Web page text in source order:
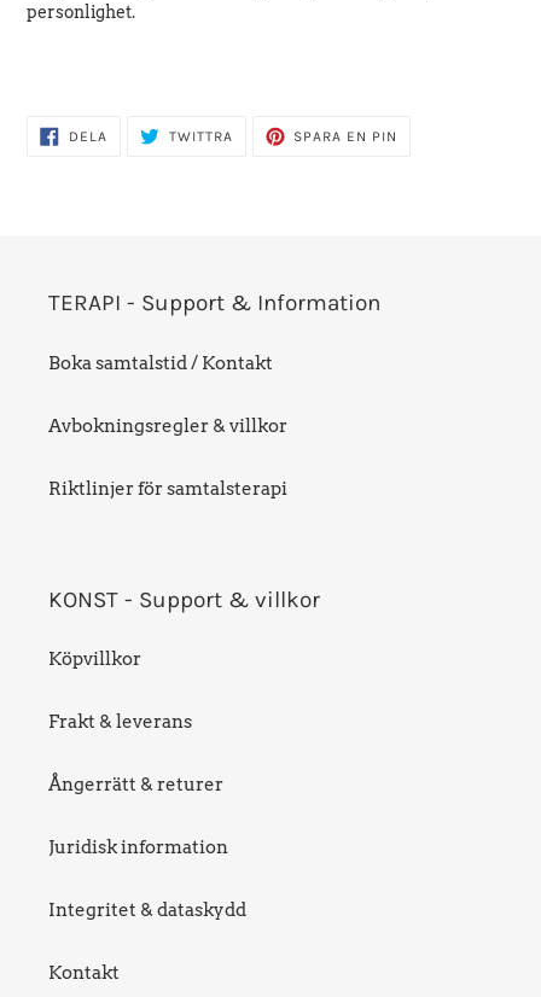
personlighet.
DELA DELA
TWITTRA TWITTRASPARA EN PIN
TERAPI - Support & Information
Boka samtalstid / Kontakt
Avbokningsregler & villkor
Riktlinjer för samtalsterapi
KONST - Support & villkor
Köpvillkor
Frakt & leverans
Ångerrätt & returer
Juridisk information
Integritet & dataskydd
Kontakt